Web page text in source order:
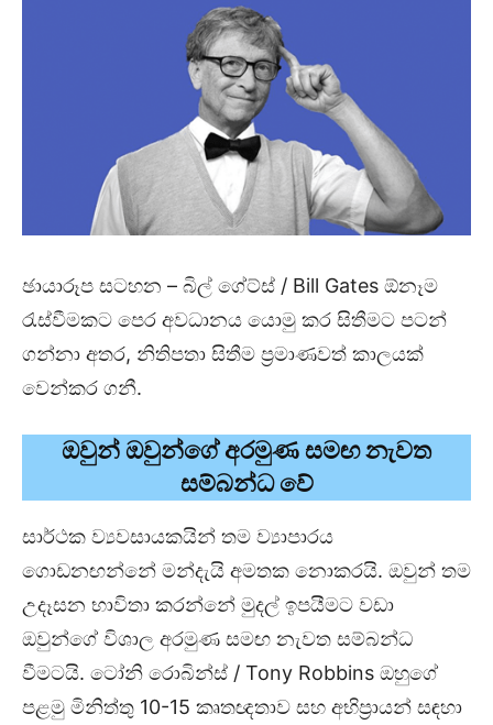
ඡායාරූප සටහන – බිල් ගේට්ස් / Bill Gates ඕනෑම
රැස්වීමකට පෙර අවධානය යොමු කර සිතීමට පටන්
ගන්නා අතර, නිතිපතා සිතීම ප්‍රමාණවත් කාලයක්
වෙන්කර ගනී.
ඔවුන් ඔවුන්ගේ අරමුණ සමඟ නැවත
සම්බන්ධ වේ
සාර්ථක ව්‍යවසායකයින් තම ව්‍යාපාරය
ගොඩනඟන්නේ මන්දැයි අමතක නොකරයි. ඔවුන් තම
උදෑසන භාවිතා කරන්නේ මුදල් ඉපයීමට වඩා
ඔවුන්ගේ විශාල අරමුණ සමඟ නැවත සම්බන්ධ
වීමටයි. ටෝනි රොබින්ස් / Tony Robbins ඔහුගේ
පළමු මිනිත්තු 10-15 කෘතඥතාව සහ අභිප්‍රායන් සඳහා